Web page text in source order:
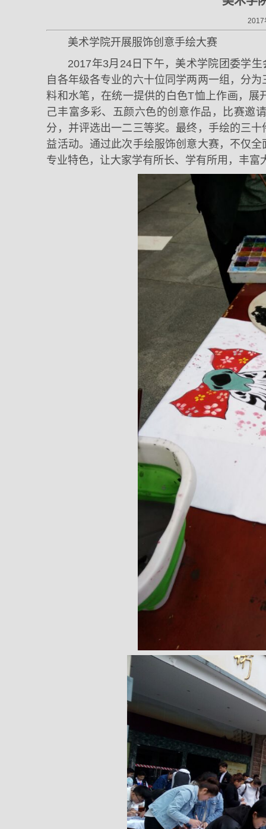
2017
美术学院开展服饰创意手绘大赛
2017年3月24日下午，美术学院团委学
自各年级各专业的六十位同学两两一组，分
料和水笔，在统一提供的白色T恤上作画，
己丰富多彩、五颜六色的创意作品，比赛邀
分，并评选出一二三等奖。最终，手绘的三
益活动。通过此次手绘服饰创意大赛，不仅
专业特色，让大家学有所长、学有所用，丰